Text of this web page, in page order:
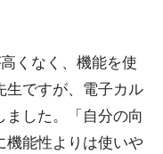
くなく、機能を使
生ですが、電子カル
ました。「自分の向
機能性よりは使いや